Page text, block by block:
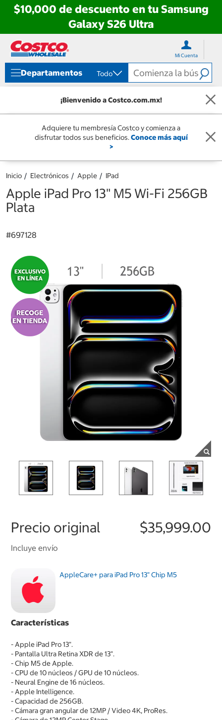
$10,000 de descuento en tu Samsung
Galaxy S26 Ultra
directo
contenido
directo
menú
navegación
Mi Cuenta
Departamentos Todo
¡Bienvenido a Costco.com.mx!
Adquiere tu membresía Costco y comienza a
disfrutar todos sus beneficios.Conoce más aquí
>
Inicio Electrónicos Apple IPad
Apple iPad Pro 13" M5 Wi-Fi 256GB
Plata
#697128
Precio original $35,999.00
Incluye envío
AppleCare+ para iPad Pro 13" Chip M5
Características
- Apple iPad Pro 13".
- Pantalla Ultra Retina XDR de 13".
- Chip M5 de Apple.
- CPU de 10 núcleos / GPU de 10 núcleos.
- Neural Engine de 16 núcleos.
- Apple Intelligence.
- Capacidad de 256GB.
- Cámara gran angular de 12MP / Video 4K, ProRes.